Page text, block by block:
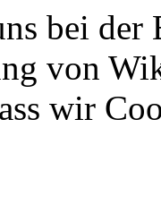
bei
von
wir